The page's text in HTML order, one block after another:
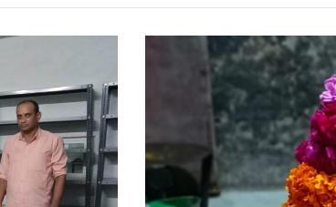
सोमवार
पर
को